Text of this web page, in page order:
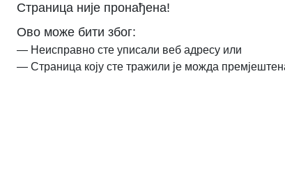
Страница није пронађена!
Ово може бити због:
— Неисправно сте уписали веб адресу или
— Страница коју сте тражили је можда